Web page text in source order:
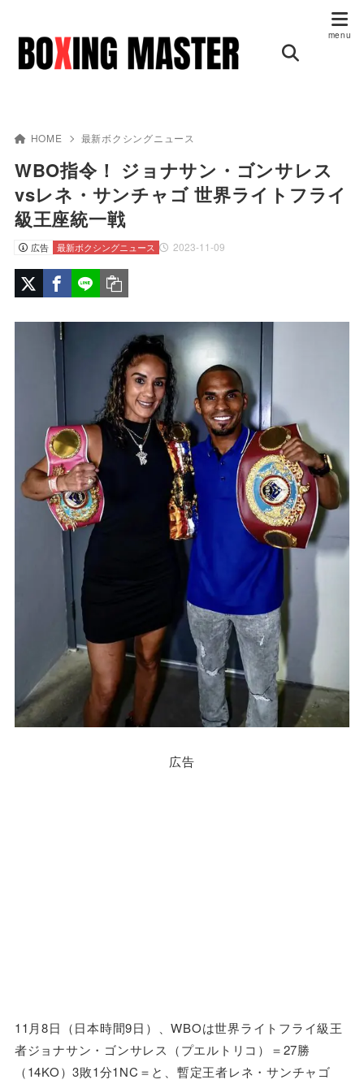
HOME 最新ボクシングニュース
WBO指令！ ジョナサン・ゴンサレス
vsレネ・サンチャゴ 世界ライトフライ
級王座統一戦
広告 2023-11-09
最新ボクシングニュース
広告
11月8日（日本時間9日）、WBOは世界ライトフライ級王
者ジョナサン・ゴンサレス（プエルトリコ）＝27勝
（14KO）3敗1分1NC＝と、暫定王者レネ・サンチャゴ